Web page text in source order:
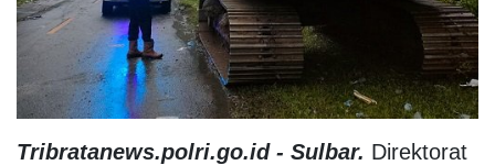
Tribratanews.polri.go.id - Sulbar. Direktorat